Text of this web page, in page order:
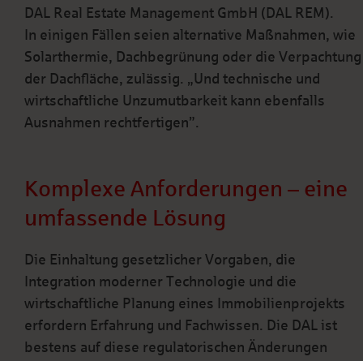
DAL Real Estate Management GmbH (DAL REM).
In einigen Fällen seien alternative Maßnahmen, wie
Solarthermie, Dachbegrünung oder die Verpachtung
der Dachfläche, zulässig. „Und technische und
wirtschaftliche Unzumutbarkeit kann ebenfalls
Ausnahmen rechtfertigen”.
Komplexe Anforderungen – eine
umfassende Lösung
Die Einhaltung gesetzlicher Vorgaben, die
Integration moderner Technologie und die
wirtschaftliche Planung eines Immobilienprojekts
erfordern Erfahrung und Fachwissen. Die DAL ist
bestens auf diese regulatorischen Änderungen